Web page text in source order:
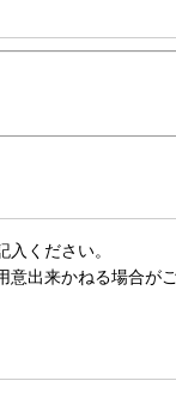
ください。
出来かねる場合